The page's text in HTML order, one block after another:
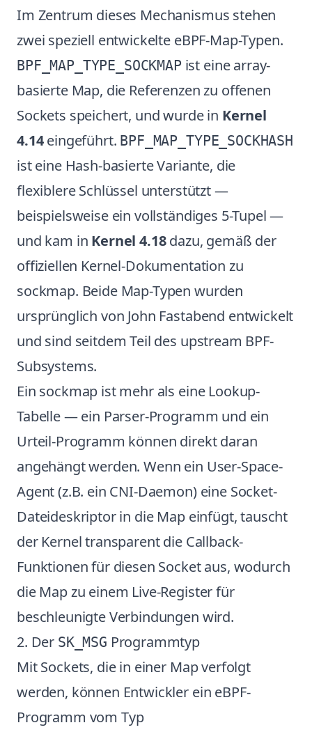
Im Zentrum dieses Mechanismus stehen
zwei speziell entwickelte eBPF-Map-Typen.
BPF_MAP_TYPE_SOCKMAPist eine array-
basierte Map, die Referenzen zu offenen
Sockets speichert, und wurde in Kernel
4.14eingeführt. BPF_MAP_TYPE_SOCKHASH
ist eine Hash-basierte Variante, die
flexiblere Schlüssel unterstützt —
beispielsweise ein vollständiges 5-Tupel —
und kam in Kernel 4.18dazu, gemäß der
offiziellen Kernel-Dokumentation zu
sockmap. Beide Map-Typen wurden
ursprünglich von John Fastabend entwickelt
und sind seitdem Teil des upstream BPF-
Subsystems.
Ein sockmap ist mehr als eine Lookup-
Tabelle — ein Parser-Programm und ein
Urteil-Programm können direkt daran
angehängt werden. Wenn ein User-Space-
Agent (z.B. ein CNI-Daemon) eine Socket-
Dateideskriptor in die Map einfügt, tauscht
der Kernel transparent die Callback-
Funktionen für diesen Socket aus, wodurch
die Map zu einem Live-Register für
beschleunigte Verbindungen wird.
2. Der SK_MSG Programmtyp
Mit Sockets, die in einer Map verfolgt
werden, können Entwickler ein eBPF-
Programm vom Typ